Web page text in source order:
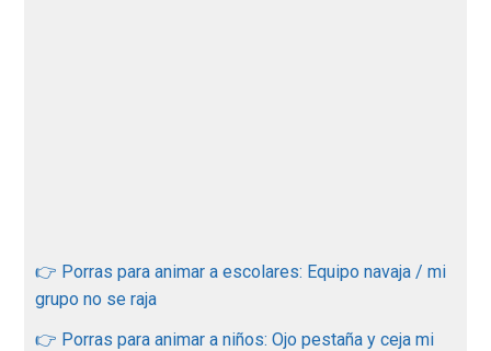
👉 Porras para animar a escolares: Equipo navaja / mi
grupo no se raja
👉 Porras para animar a niños: Ojo pestaña y ceja mi